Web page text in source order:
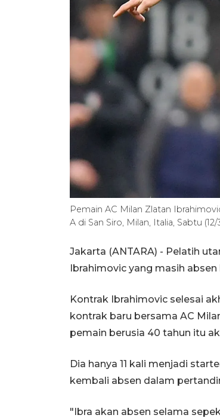
Pemain AC Milan Zlatan
A di San Siro, Milan, Italia, Sabtu
Jakarta (ANTARA) - Pelatih
Ibrahimovic yang masih
Kontrak Ibrahimovic selesai
kontrak baru bersama AC
pemain berusia 40 tahun itu
Dia hanya 11 kali menjadi
kembali absen dalam
"Ibra akan absen selama